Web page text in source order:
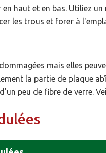
haut et en bas. Utiliez
les trous et forer à
mais elles
la partie de plaque
peu de fibre de verre.